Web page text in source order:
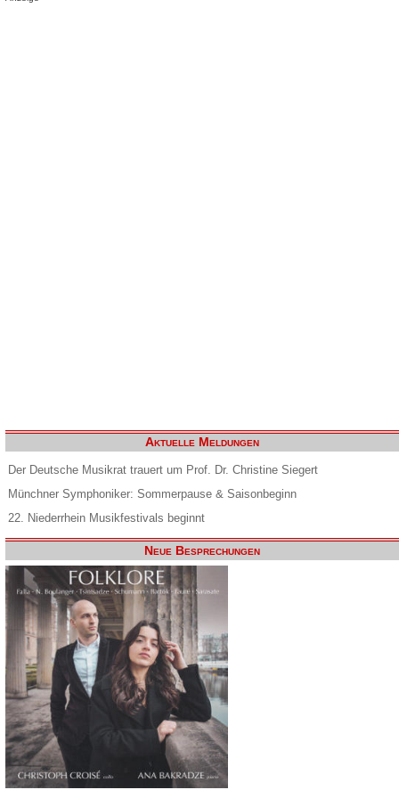
Aktuelle Meldungen
Der Deutsche Musikrat trauert um Prof. Dr. Christine Siegert
Münchner Symphoniker: Sommerpause & Saisonbeginn
22. Niederrhein Musikfestivals beginnt
Neue Besprechungen